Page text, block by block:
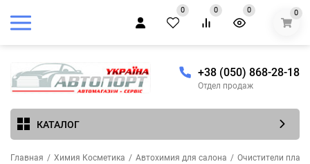
0 0 0 0
+38 (050) 868-28-18
Отдел продаж
КАТАЛОГ
Главная / Химия Косметика / Автохимия для салона / Очистители